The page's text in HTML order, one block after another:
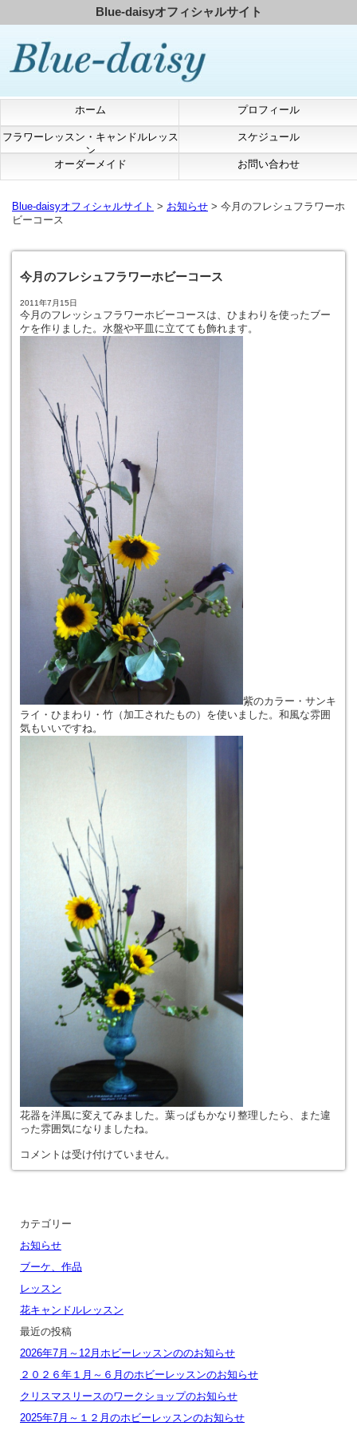
Blue-daisyオフィシャルサイト
ホーム プロフィール
フラワーレッスン・キャンドルレッス
ン
スケジュール
オーダーメイド お問い合わせ
Blue-daisyオフィシャルサイト > お知らせ > 今月のフレシュフラワーホ
ビーコース
今月のフレシュフラワーホビーコース
2011年7月15日
今月のフレッシュフラワーホビーコースは、ひまわりを使ったブー
ケを作りました。水盤や平皿に立てても飾れます。
紫のカラー・サンキ
ライ・ひまわり・竹（加工されたもの）を使いました。和風な雰囲
気もいいですね。
花器を洋風に変えてみました。葉っぱもかなり整理したら、また違
った雰囲気になりましたね。
コメントは受け付けていません。
カテゴリー
お知らせ
ブーケ、作品
レッスン
花キャンドルレッスン
最近の投稿
2026年7月～12月ホビーレッスンののお知らせ
２０２６年１月～６月のホビーレッスンのお知らせ
クリスマスリースのワークショップのお知らせ
2025年7月～１２月のホビーレッスンのお知らせ